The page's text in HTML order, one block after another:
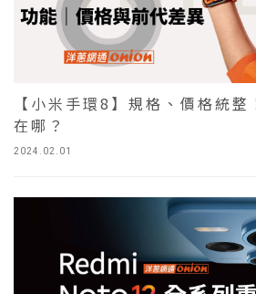
2024.02.01
【小米手環8】規格、價格統
在哪？